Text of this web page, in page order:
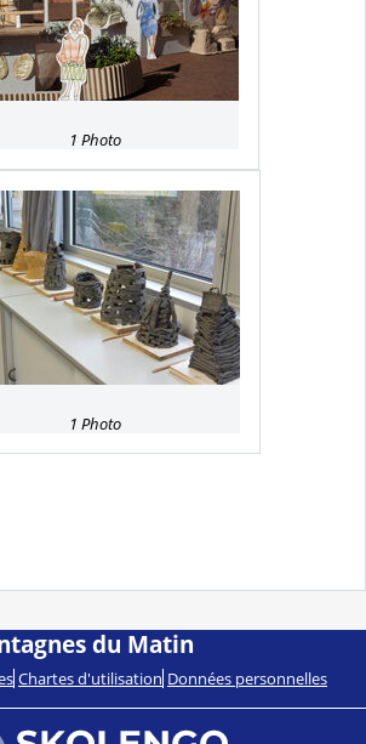
1 Photo
1 Photo
du Matin
Chartes d'utilisation Données personnelles